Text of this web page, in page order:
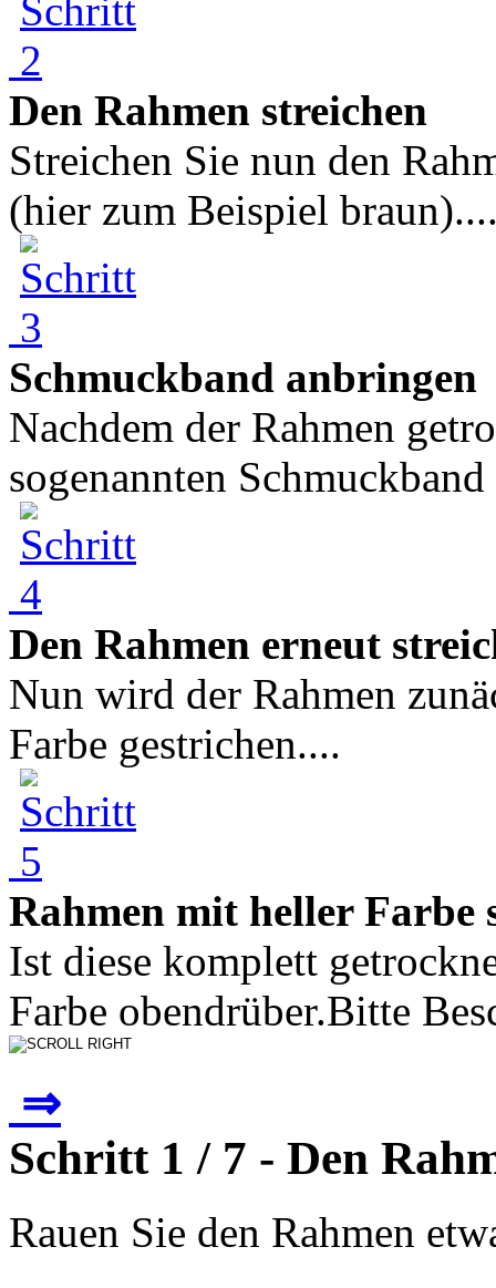
Den Rahmen streichen
Streichen Sie nun den
(hier zum Beispiel
Schmuckband anbringen
Nachdem der Rahmen
sogenannten
Den Rahmen erneut
Nun wird der Rahmen
Farbe gestrichen....
Rahmen mit heller Farbe
Ist diese komplett
Farbe obendrüber.Bitte
⇒
Schritt 1 / 7 - Den
Rauen Sie den Rahmen